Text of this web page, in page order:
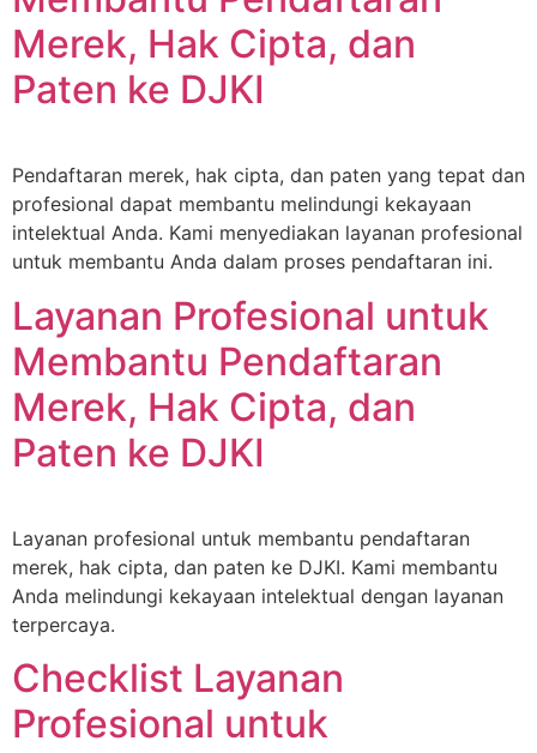
Merek, Hak Cipta, dan
Paten ke DJKI
Pendaftaran merek, hak cipta, dan paten yang tepat dan
profesional dapat membantu melindungi kekayaan
intelektual Anda. Kami menyediakan layanan profesional
untuk membantu Anda dalam proses pendaftaran ini.
Layanan Profesional untuk
Membantu Pendaftaran
Merek, Hak Cipta, dan
Paten ke DJKI
Layanan profesional untuk membantu pendaftaran
merek, hak cipta, dan paten ke DJKI. Kami membantu
Anda melindungi kekayaan intelektual dengan layanan
terpercaya.
Checklist Layanan
Profesional untuk